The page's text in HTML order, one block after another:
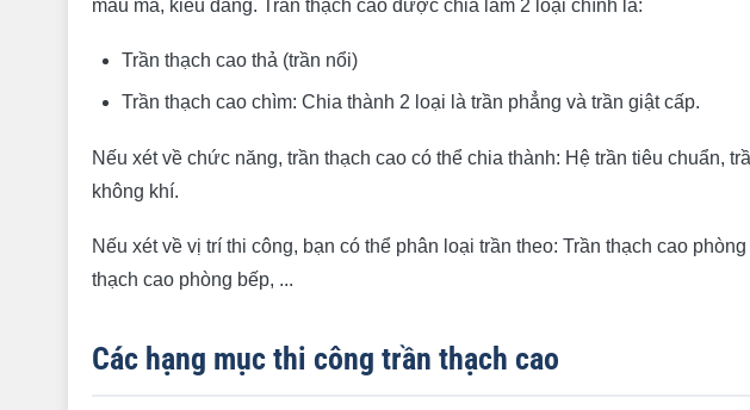
mẫu mã, kiểu dáng. Trần thạch cao được chia làm 2 loại chính là:
Trần thạch cao thả (trần nổi)
Trần thạch cao chìm: Chia thành 2 loại là trần phẳng và trần giật cấp.
Nếu xét về chức năng, trần thạch cao có thể chia thành: Hệ trần tiêu chuẩn,
không khí.
Nếu xét về vị trí thi công, bạn có thể phân loại trần theo: Trần thạch cao
thạch cao phòng bếp, ...
Các hạng mục thi công trần thạch cao